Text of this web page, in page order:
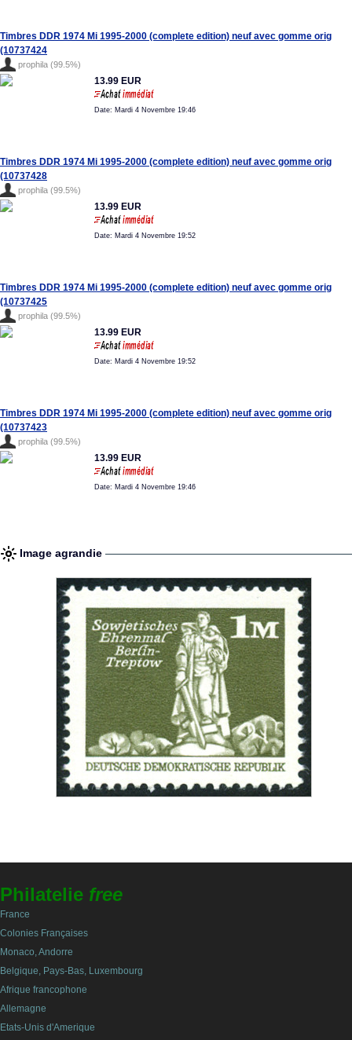
Timbres DDR 1974 Mi 1995-2000 (complete edition) neuf avec gomme orig
(10737424
prophila (99.5%)
13.99 EUR
Date: Mardi 4 Novembre 19:46
Timbres DDR 1974 Mi 1995-2000 (complete edition) neuf avec gomme orig
(10737428
prophila (99.5%)
13.99 EUR
Date: Mardi 4 Novembre 19:52
Timbres DDR 1974 Mi 1995-2000 (complete edition) neuf avec gomme orig
(10737425
prophila (99.5%)
13.99 EUR
Date: Mardi 4 Novembre 19:52
Timbres DDR 1974 Mi 1995-2000 (complete edition) neuf avec gomme orig
(10737423
prophila (99.5%)
13.99 EUR
Date: Mardi 4 Novembre 19:46
Image agrandie
Philatelie free
France
Colonies Françaises
Monaco, Andorre
Belgique, Pays-Bas, Luxembourg
Afrique francophone
Allemagne
Etats-Unis d'Amerique